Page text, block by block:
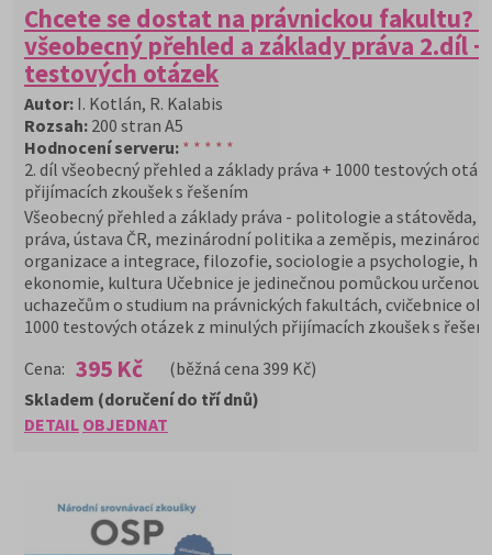
Chcete se dostat na právnickou fakultu? -
všeobecný přehled a základy práva 2.díl +
testových otázek
Autor: I. Kotlán, R. Kalabis
Rozsah: 200 stran A5
Hodnocení serveru: * * * * *
2. díl všeobecný přehled a základy práva + 1000 testových
přijímacích zkoušek s řešením
Všeobecný přehled a základy práva - politologie a státověda,
práva, ústava ČR, mezinárodní politika a zeměpis,
organizace a integrace, filozofie, sociologie a psychologie,
ekonomie, kultura Učebnice je jedinečnou pomůckou určenou
uchazečům o studium na právnických fakultách, cvičebnice
1000 testových otázek z minulých přijímacích zkoušek s
Cena: 395 Kč (běžná cena 399 Kč)
DETAIL OBJEDNAT
Skladem (doručení do tří dnů)